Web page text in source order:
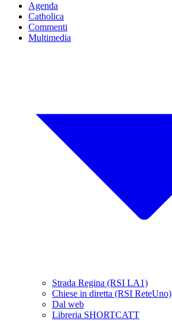
Agenda
Catholica
Commenti
Multimedia
Strada Regina (RSI LA1)
Chiese in diretta (RSI ReteUno)
Dal web
Libreria SHORTCATT